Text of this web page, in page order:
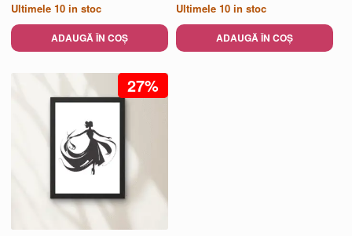
a
fost:
225,00 lei.
170,00 lei.
Ultimele 10 in stoc
ADAUGĂ ÎN COȘ
a
fost:
259,00 lei.
190,00
Ultimele 10 in stoc
ADAUGĂ ÎN COȘ
27%